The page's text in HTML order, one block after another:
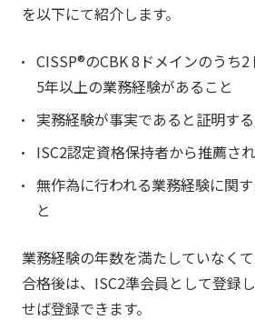
を以下にて紹介します。
CISSP®のCBK 8ドメインのうち
5年以上の業務経験があること
実務経験が事実であると証明す
ISC2認定資格保持者から推薦さ
無作為に行われる業務経験に関
と
業務経験の年数を満たしていなくて
合格後は、ISC2準会員として登録
せば登録できます。